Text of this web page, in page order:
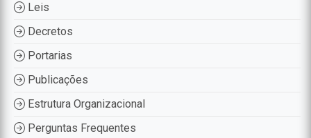
Leis
Decretos
Portarias
Publicações
Estrutura Organizacional
Perguntas Frequentes